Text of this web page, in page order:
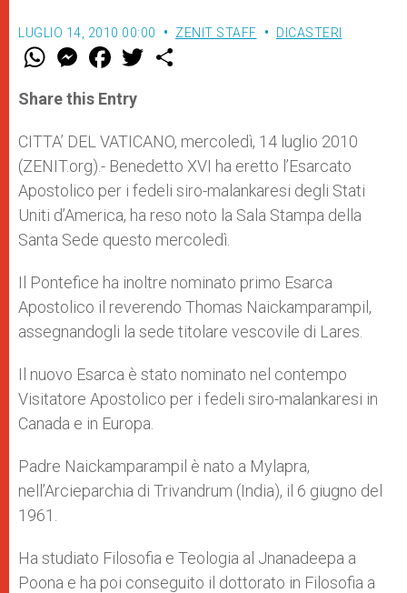
LUGLIO 14, 2010 00:00 ZENIT STAFF DICASTERI
W
t
s
p
p
M
e
s
e
g
e
r
F
a
e
b
o
k
w
r
Share this Entry
CITTA’ DEL VATICANO, mercoledì, 14 luglio 2010
(ZENIT.org).- Benedetto XVI ha eretto l’Esarcato
Apostolico per i fedeli siro-malankaresi degli Stati
Uniti d’America, ha reso noto la Sala Stampa della
Santa Sede questo mercoledì.
Il Pontefice ha inoltre nominato primo Esarca
Apostolico il reverendo Thomas Naickamparampil,
assegnandogli la sede titolare vescovile di Lares.
Il nuovo Esarca è stato nominato nel contempo
Visitatore Apostolico per i fedeli siro-malankaresi in
Canada e in Europa.
Padre Naickamparampil è nato a Mylapra,
nell’Arcieparchia di Trivandrum (India), il 6 giugno del
1961.
Ha studiato Filosofia e Teologia al Jnanadeepa a
Poona e ha poi conseguito il dottorato in Filosofia a